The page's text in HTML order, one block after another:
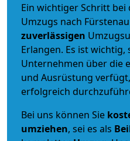
Ein wichtiger Schritt
Umzugs nach
zuverlässigen
Erlangen. Es ist wichtig,
Unternehmen über die
und Ausrüstung
erfolgreich
Bei uns können Sie
umziehen, sei es als